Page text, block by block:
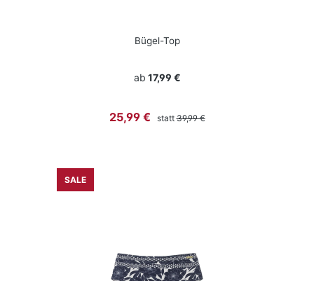
Bügel-Top
ab 17,99 €
Verkaufspreis:
25,99 € stattRegulärer Preis:
39,99 €
SALE